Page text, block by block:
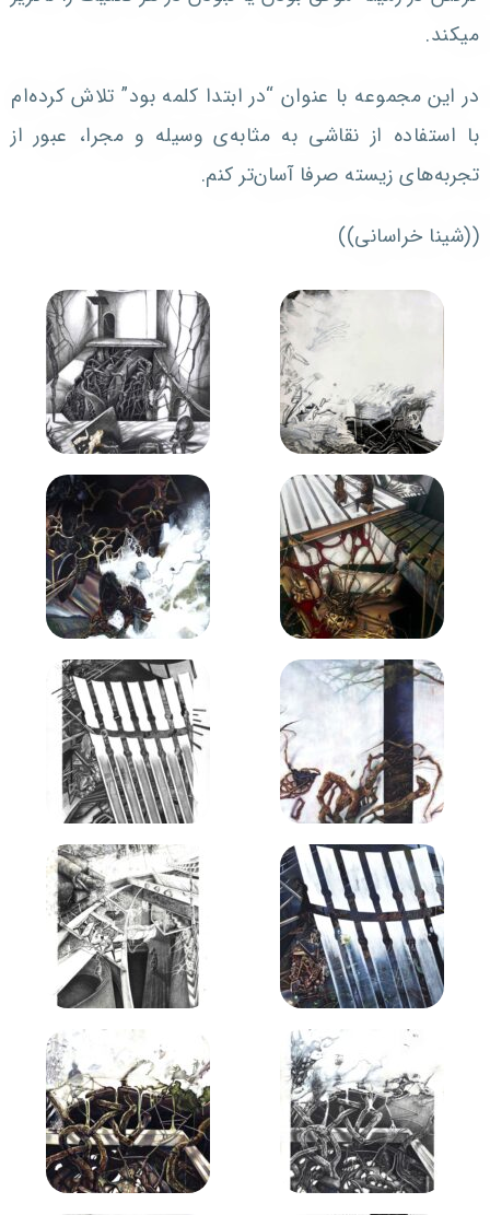
میکند.
در این مجموعه با عنوان “در ابتدا کلمه بود” تلاش کرده‌ام
با استفاده از نقاشی به مثابه‌ی وسیله و مجرا، عبور از
تجربه‌های زیسته صرفا آسان‌تر کنم.
((شینا خراسانی))